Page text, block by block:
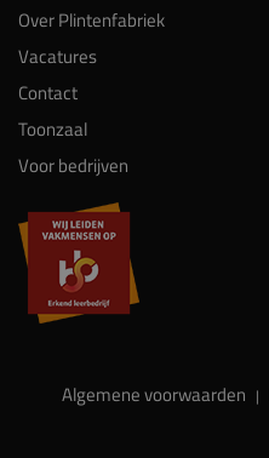
Over Plintenfabriek
Vacatures
Contact
Toonzaal
Voor bedrijven
Algemene voorwaarden |